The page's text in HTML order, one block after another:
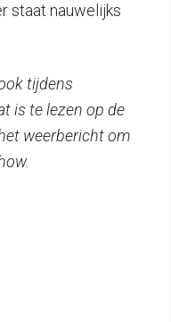
staat nauwelijks
tijdens
is te lezen op de
weerbericht om